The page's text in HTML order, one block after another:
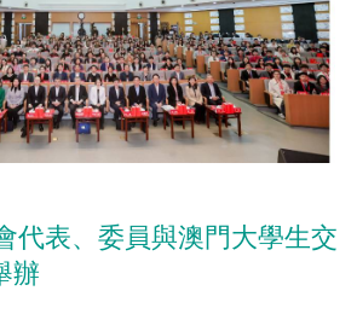
代表、委員與澳門大學生交
辦